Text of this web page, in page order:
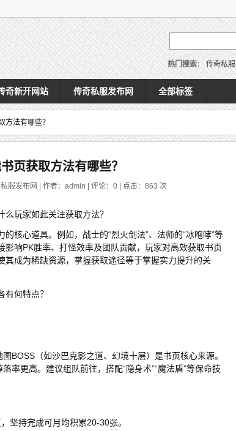
热门搜索： 传奇私服
奇新开网站 传奇私服发布网 全部标签
方法有哪些？
页获取方法有哪些？
服发布网 | 作者：admin | 评论：0 | 点击： 863 次
玩家如此关注获取方法？
核心道具。例如，战士的“烈火剑法”、法师的“冰咆哮”等
响PK胜率、打怪效率及团队贡献，玩家对高效获取书页
成为稀缺资源，掌握获取途径等于掌握实力提升的关
何特点？
BOSS（如沙巴克影之道、幻境十层）是书页核心来源。
率更高。建议组队前往，搭配“隐身术”“魔法盾”等保命技
坚持完成可月均积累20-30张。